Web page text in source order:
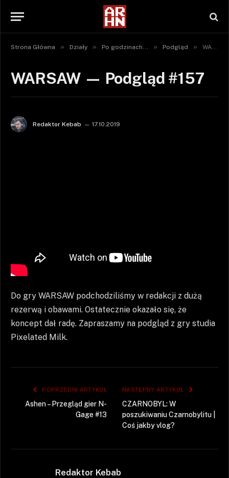
Strona Główna » Działy » Po godzinach... » Podgląd » WARSAW — Podgląd #157
WARSAW — Podgląd #157
Redaktor Kebab 17.10.2019
Do gry WARSAW podchodziliśmy w redakcji z dużą
rezerwą i obawami. Ostatecznie okazało się, że
koncept dał radę. Zapraszamy na podgląd z gry studia
Pixelated Milk.
POPRZEDNI ARTYKUŁ
Ashen – Przegląd gier N-
Gage #13
NASTĘPNY ARTYKUŁ
CZARNOBYL: W
poszukiwaniu Czarnobylitu |
Coś jakby vlog?
Redaktor Kebab